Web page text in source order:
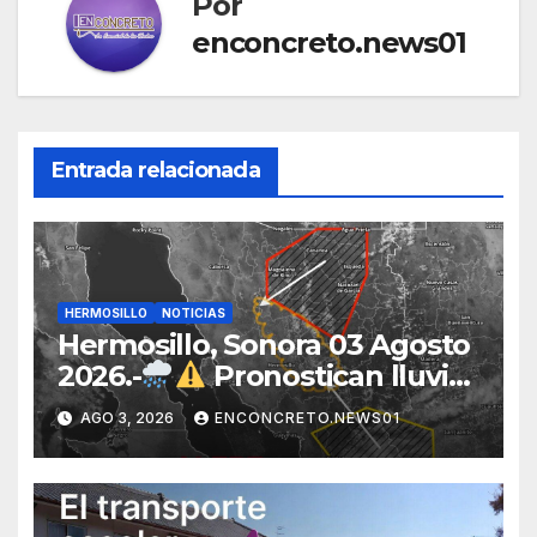
enconcreto.news01
Entrada relacionada
HERMOSILLO NOTICIAS
Hermosillo, Sonora 03 Agosto
2026.-
Pronostican lluvias
para Hermosillo esta noche;
norte de Sonora registra
mayor potencial de
tormentas
AGO 3, 2026 ENCONCRETO.NEWS01